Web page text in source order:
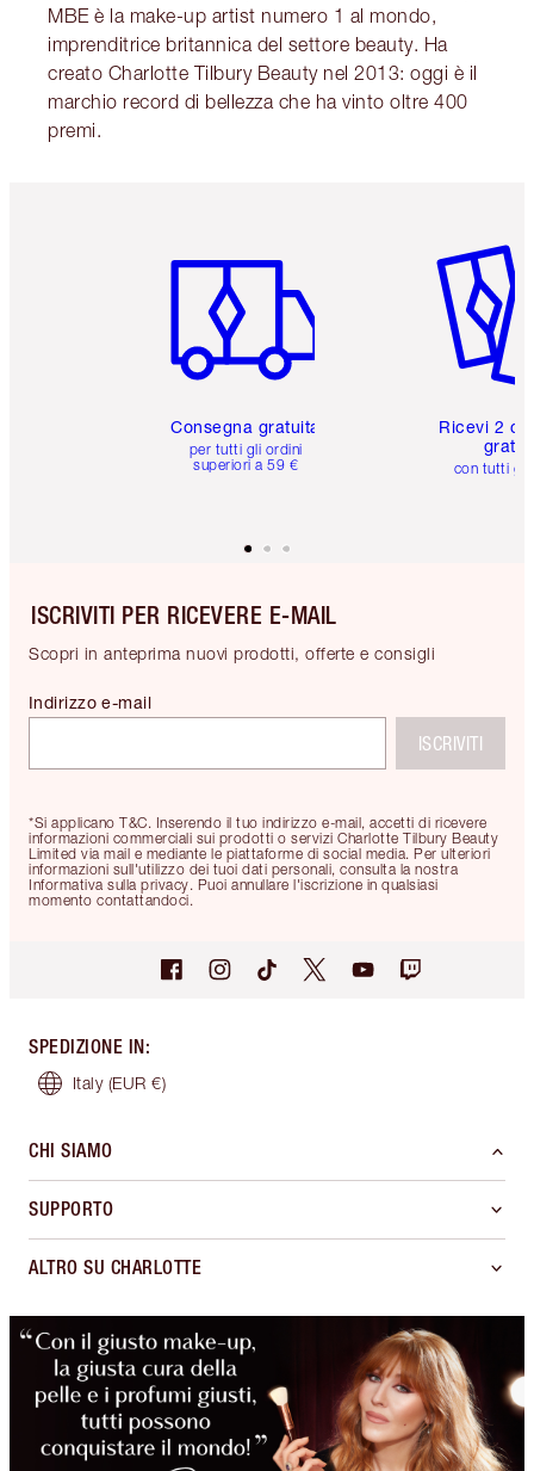
MBE è la make-up artist numero 1 al mondo,
imprenditrice britannica del settore beauty. Ha
creato Charlotte Tilbury Beauty nel 2013: oggi è il
marchio record di bellezza che ha vinto oltre 400
premi.
Consegna gratuita
per tutti gli ordini
superiori a 59 €
Ricevi 2
con tutti gli
ISCRIVITI PER RICEVERE E-MAIL
Scopri in anteprima nuovi prodotti, offerte e consigli
*Si applicano T&C. Inserendo il tuo indirizzo e-mail, accetti di ricevere
informazioni commerciali sui prodotti o servizi Charlotte Tilbury Beauty
Limited via mail e mediante le piattaforme di social media. Per ulteriori
informazioni sull'utilizzo dei tuoi dati personali, consulta la nostra
Informativa sulla privacy. Puoi annullare l'iscrizione in qualsiasi
momento contattandoci.
Indirizzo e-mail
ISCRIVITI
SPEDIZIONE IN :
Italy (EUR €)
CHI SIAMO
SUPPORTO
ALTRO SU CHARLOTTE